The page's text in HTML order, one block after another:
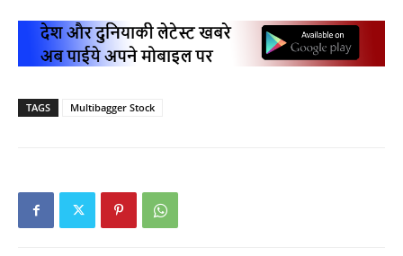
TAGS Multibagger Stock